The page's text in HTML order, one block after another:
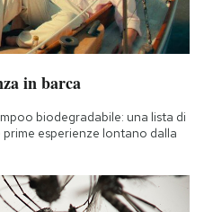
in barca
biodegradabile: una lista di
esperienze lontano dalla